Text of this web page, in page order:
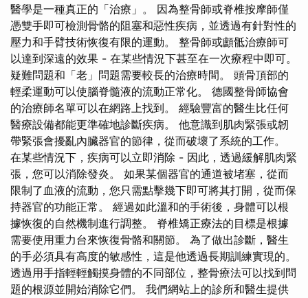
醫學是一種真正的「治療」。 因為整骨師或脊椎按摩師僅
憑雙手即可檢測骨骼的阻塞和惡性疾病，並透過有針對性的
壓力和手臂技術恢復有限的運動。 整骨師或顱骶治療師可
以達到深遠的效果 - 在某些情況下甚至在一次療程中即可。
疑難問題和「老」問題需要較長的治療時間。 頭骨頂部的
輕柔運動可以使腦脊髓液的流動正常化。 德國整骨師協會
的治療師名單可以在網路上找到。 經驗豐富的醫生比任何
醫療設備都能更準確地診斷疾病。 他意識到肌肉緊張或韌
帶緊張會擾亂內臟器官的節律，從而破壞了系統的工作。
在某些情況下，疾病可以立即消除 - 因此，透過緩解肌肉緊
張，您可以消除發炎。 如果某個器官的通道被堵塞，從而
限制了血液的流動，您只需點擊幾下即可將其打開，從而保
持器官的功能正常。 經過如此溫和的手術後，身體可以根
據恢復的自然機制進行調整。 脊椎矯正療法的目標是根據
需要使用重力台來恢復骨骼和關節。 為了做出診斷，醫生
的手必須具有高度的敏感性，這是他透過長期訓練實現的。
透過用手指輕輕觸摸身體的不同部位，整骨療法可以找到問
題的根源並開始消除它們。 我們網站上的診所和醫生提供